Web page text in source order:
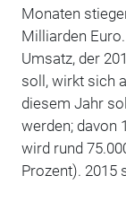
Monaten
Milliarden
Umsatz, der
soll, wirkt sich
diesem Jahr
werden; davon
wird rund
Prozent). 2015